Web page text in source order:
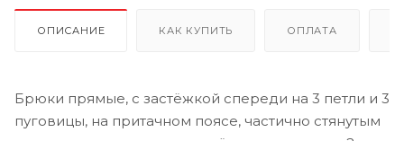
ОПИСАНИЕ КАК КУПИТЬ ОПЛАТА
Брюки прямые, с застёжкой спереди на 3 петли и 3
пуговицы, на притачном поясе, частично стянутым